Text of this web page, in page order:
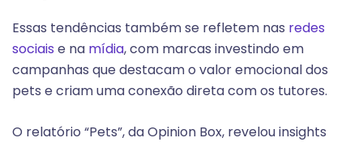
Essas tendências também se refletem nas redes
sociais e na mídia, com marcas investindo em
campanhas que destacam o valor emocional dos
pets e criam uma conexão direta com os tutores.
O relatório “Pets”, da Opinion Box, revelou insights